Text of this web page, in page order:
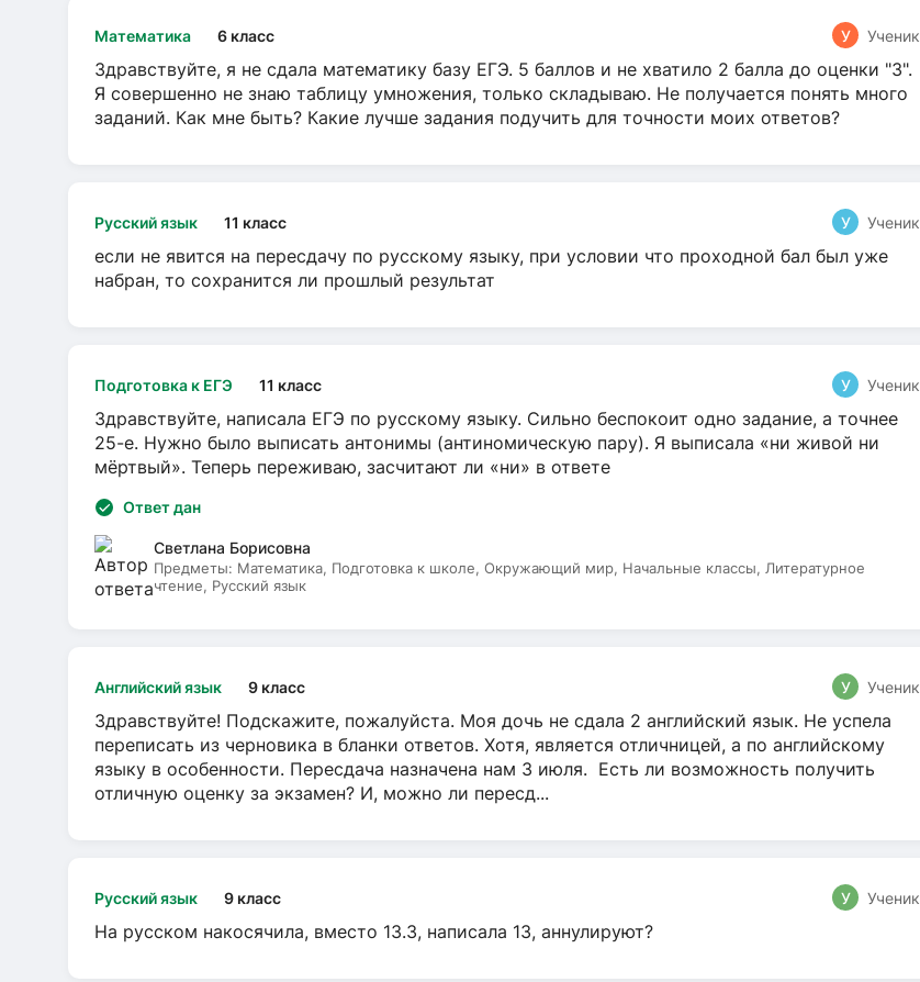
Математика 6 класс У Ученик
Здравствуйте, я не сдала математику базу ЕГЭ. 5 баллов и не хватило 2 балла до оценки "3".
Я совершенно не знаю таблицу умножения, только складываю. Не получается понять много
заданий. Как мне быть? Какие лучше задания подучить для точности моих ответов?
Русский язык 11 класс У Ученик
если не явится на пересдачу по русскому языку, при условии что проходной бал был уже
набран, то сохранится ли прошлый результат
Подготовка к ЕГЭ 11 класс У Ученик
Здравствуйте, написала ЕГЭ по русскому языку. Сильно беспокоит одно задание, а точнее
25-е. Нужно было выписать антонимы (антиномическую пару). Я выписала «ни живой ни
мёртвый». Теперь переживаю, засчитают ли «ни» в ответе
Ответ дан
Светлана Борисовна
Предметы: Математика, Подготовка к школе, Окружающий мир, Начальные классы, Литературное
чтение, Русский язык
Английский язык 9 класс У Ученик
Здравствуйте! Подскажите, пожалуйста. Моя дочь не сдала 2 английский язык. Не успела
переписать из черновика в бланки ответов. Хотя, является отличницей, а по английскому
языку в особенности. Пересдача назначена нам 3 июля. Есть ли возможность получить
отличную оценку за экзамен? И, можно ли пересд...
Русский язык 9 класс У Ученик
На русском накосячила, вместо 13.3, написала 13, аннулируют?